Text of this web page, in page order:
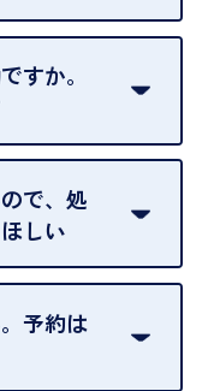
ため、査定した日
ざいます。
すか。
日には査定額が変
で、処
しい
はお断りすること
予約は